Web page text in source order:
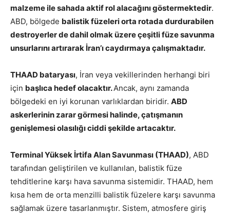
malzeme ile sahada aktif rol alacağını göstermektedir.
ABD, bölgede balistik füzeleri orta rotada durdurabilen
destroyerler de dahil olmak üzere çeşitli füze savunma
unsurlarını artırarak İran’ı caydırmaya çalışmaktadır.
THAAD bataryası, İran veya vekillerinden herhangi biri
için başlıca hedef olacaktır.Ancak, aynı zamanda
bölgedeki en iyi korunan varlıklardan biridir. ABD
askerlerinin zarar görmesi halinde, çatışmanın
genişlemesi olasılığı ciddi şekilde artacaktır.
Terminal Yüksek İrtifa Alan Savunması (THAAD), ABD
tarafından geliştirilen ve kullanılan, balistik füze
tehditlerine karşı hava savunma sistemidir. THAAD, hem
kısa hem de orta menzilli balistik füzelere karşı savunma
sağlamak üzere tasarlanmıştır. Sistem, atmosfere giriş